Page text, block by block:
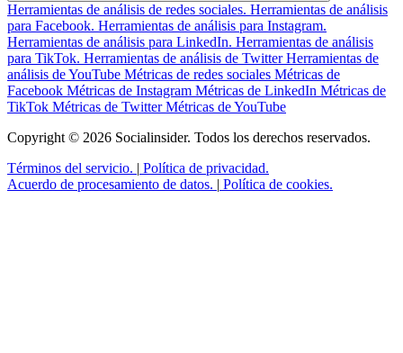
Herramientas de análisis de redes sociales. Herramientas de análisis
para Facebook. Herramientas de análisis para Instagram.
Herramientas de análisis para LinkedIn. Herramientas de análisis
para TikTok. Herramientas de análisis de TwitterHerramientas de
análisis de YouTube Métricas de redes sociales Métricas de
Facebook Métricas de Instagram Métricas de LinkedIn Métricas de
TikTok Métricas de TwitterMétricas de YouTube
Copyright © 2026 Socialinsider. Todos los derechos reservados.
Términos del servicio. | Política de privacidad.
Acuerdo de procesamiento de datos. | Política de cookies.